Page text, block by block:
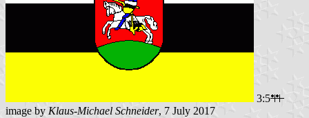
3:5
image by Klaus-Michael Schneider, 7 July 2017